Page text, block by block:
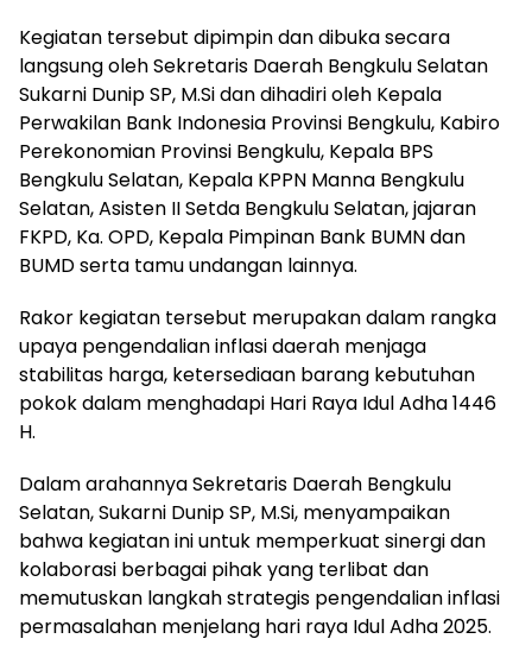
Kegiatan tersebut dipimpin dan dibuka secara
langsung oleh Sekretaris Daerah Bengkulu Selatan
Sukarni Dunip SP, M.Si dan dihadiri oleh Kepala
Perwakilan Bank Indonesia Provinsi Bengkulu, Kabiro
Perekonomian Provinsi Bengkulu, Kepala BPS
Bengkulu Selatan, Kepala KPPN Manna Bengkulu
Selatan, Asisten II Setda Bengkulu Selatan, jajaran
FKPD, Ka. OPD, Kepala Pimpinan Bank BUMN dan
BUMD serta tamu undangan lainnya.
Rakor kegiatan tersebut merupakan dalam rangka
upaya pengendalian inflasi daerah menjaga
stabilitas harga, ketersediaan barang kebutuhan
pokok dalam menghadapi Hari Raya Idul Adha 1446
H.
Dalam arahannya Sekretaris Daerah Bengkulu
Selatan, Sukarni Dunip SP, M.Si, menyampaikan
bahwa kegiatan ini untuk memperkuat sinergi dan
kolaborasi berbagai pihak yang terlibat dan
memutuskan langkah strategis pengendalian inflasi
permasalahan menjelang hari raya Idul Adha 2025.